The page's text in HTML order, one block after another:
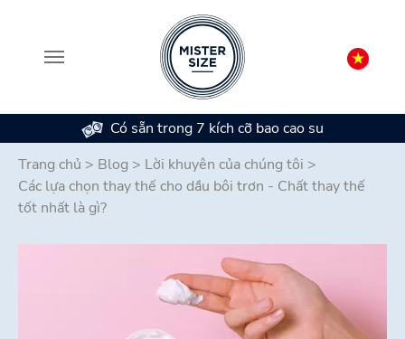
Có sẵn trong 7 kích cỡ bao cao su
Trang chủ > Blog > Lời khuyên của chúng tôi >
Các lựa chọn thay thế cho dầu bôi trơn - Chất thay thế
tốt nhất là gì?